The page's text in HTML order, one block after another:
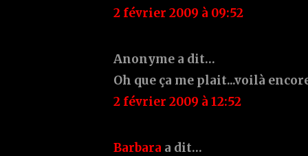
2 février 2009 à 09:52
Anonyme a dit…
Oh que ça me plait...voilà
2 février 2009 à 12:52
Barbara a dit…